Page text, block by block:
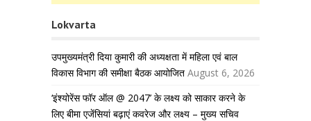
Lokvarta
उपमुख्यमंत्री दिया कुमारी की अध्यक्षता में महिला एवं बाल
विकास विभाग की समीक्षा बैठक आयोजित August 6, 2026
‘इंश्योरेंस फॉर ऑल @ 2047’ के लक्ष्य को साकार करने के
लिए बीमा एजेंसियां बढ़ाएं कवरेज और लक्ष्य – मुख्य सचिव